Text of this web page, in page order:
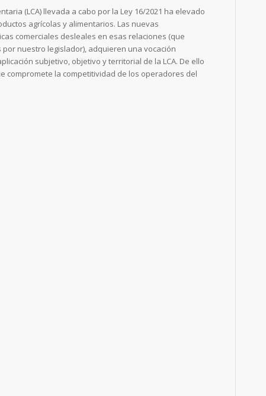
(LCA) llevada a cabo por la Ley 16/2021 ha elevado
agrícolas y alimentarios. Las nuevas
comerciales desleales en esas relaciones (que
nuestro legislador), adquieren una vocación
subjetivo, objetivo y territorial de la LCA. De ello
compromete la competitividad de los operadores del